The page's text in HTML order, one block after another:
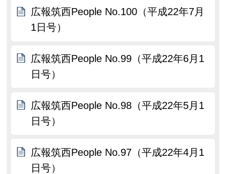
広報筑西People No.100（平成22年7月
1日号）
広報筑西People No.99（平成22年6月1
日号）
広報筑西People No.98（平成22年5月1
日号）
広報筑西People No.97（平成22年4月1
日号）